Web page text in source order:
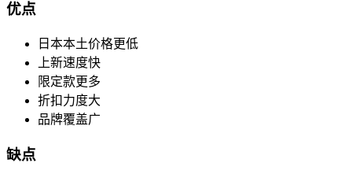
优点
日本本土价格更低
上新速度快
限定款更多
折扣力度大
品牌覆盖广
缺点